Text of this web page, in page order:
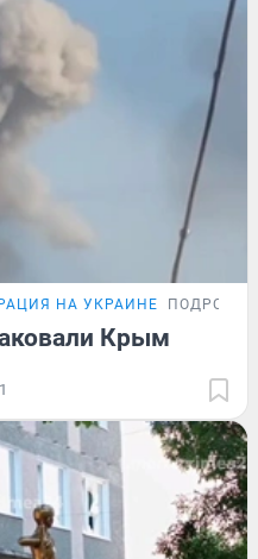
НА УКРАИНЕ
Крым
1